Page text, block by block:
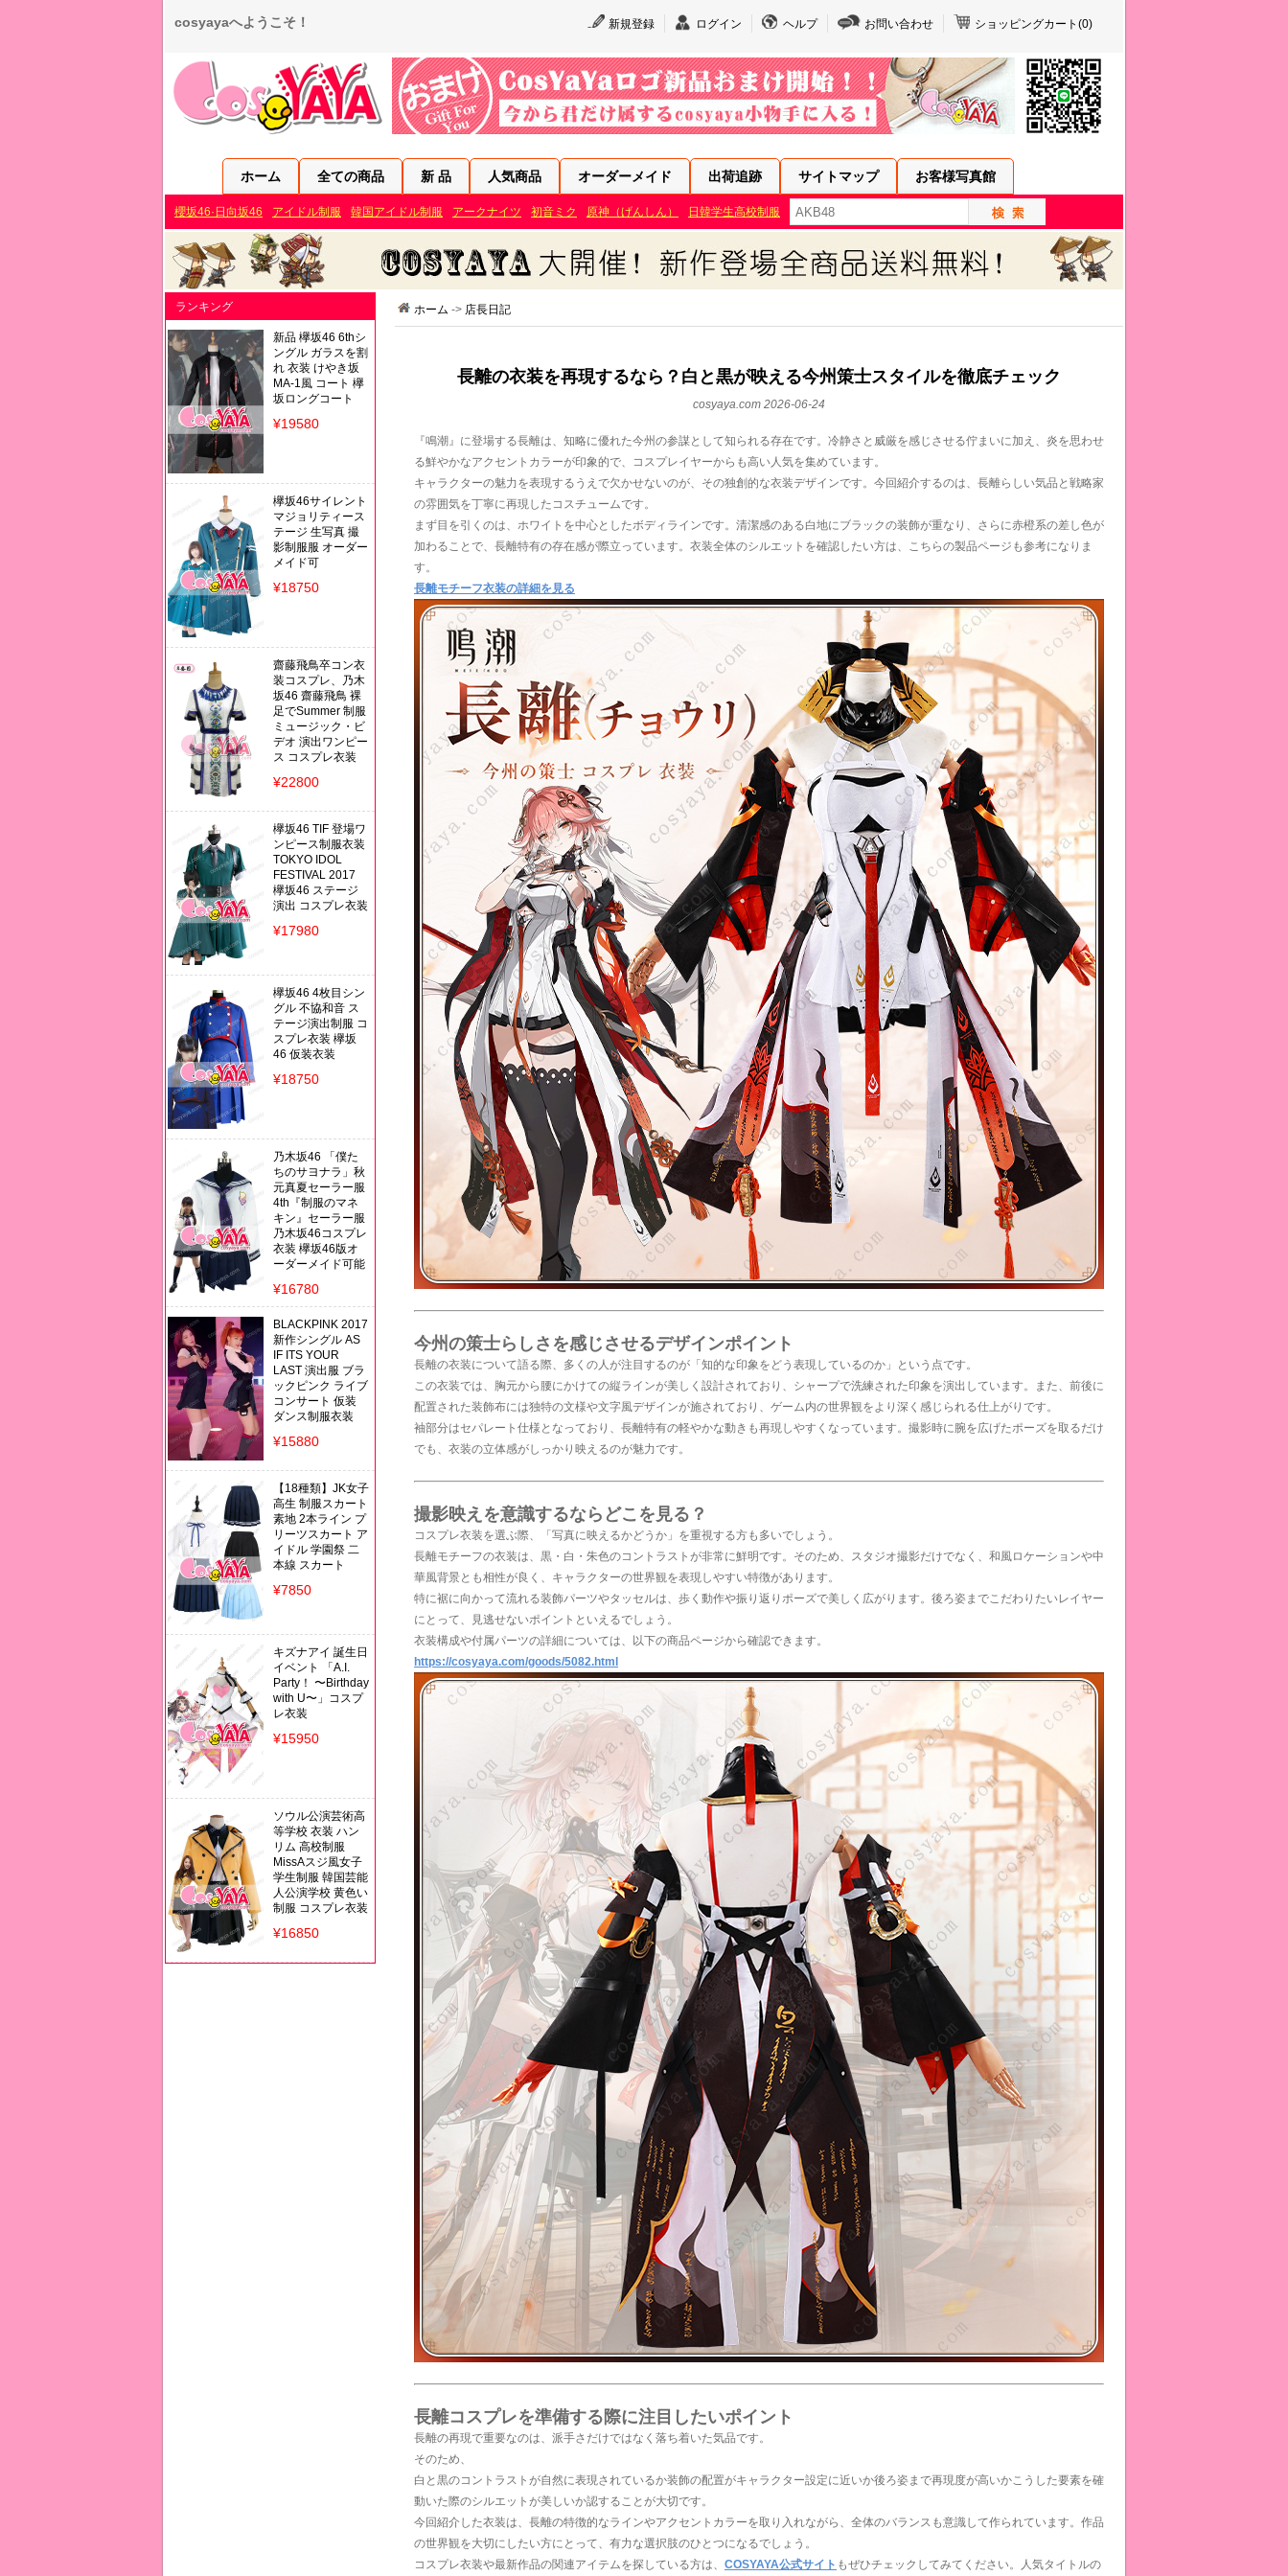
cosyayaへようこそ！ 新規登録 ログイン ヘルプ お問い合わせ ショッピングカート(0)
ホーム 全ての商品 新 品 人気商品 オーダーメイド 出荷追跡 サイトマップ お客様写真館
櫻坂46·日向坂46 アイドル制服 韓国アイドル制服 アークナイツ 初音ミク 原神（げんしん） 日韓学生高校制服
ランキング
新品 欅坂46 6thシ
ングル ガラスを割
れ 衣装 けやき坂
MA-1風 コート 欅
坂ロングコート
¥19580
欅坂46サイレント
マジョリティース
テージ 生写真 撮
影制服服 オーダー
メイド可
¥18750
齋藤飛鳥卒コン衣
装コスプレ、乃木
坂46 齋藤飛鳥 裸
足でSummer 制服
ミュージック・ビ
デオ 演出ワンピー
ス コスプレ衣装
¥22800
欅坂46 TIF 登場ワ
ンピース制服衣装
TOKYO IDOL
FESTIVAL 2017
欅坂46 ステージ
演出 コスプレ衣装
¥17980
欅坂46 4枚目シン
グル 不協和音 ス
テージ演出制服 コ
スプレ衣装 欅坂
46 仮装衣装
¥18750
乃木坂46 「僕た
ちのサヨナラ」秋
元真夏セーラー服
4th『制服のマネ
キン』セーラー服
乃木坂46コスプレ
衣装 欅坂46版オ
ーダーメイド可能
¥16780
BLACKPINK 2017
新作シングル AS
IF ITS YOUR
LAST 演出服 ブラ
ックピンク ライブ
コンサート 仮装
ダンス制服衣装
¥15880
【18種類】JK女子
高生 制服スカート
素地 2本ライン プ
リーツスカート ア
イドル 学園祭 二
本線 スカート
¥7850
キズナアイ 誕生日
イベント 「A.I.
Party！ 〜Birthday
with U〜」コスプ
レ衣装
¥15950
ソウル公演芸術高
等学校 衣装 ハン
リム 高校制服
MissAスジ風女子
学生制服 韓国芸能
人公演学校 黄色い
制服 コスプレ衣装
¥16850
ホーム -> 店長日記
長離の衣装を再現するなら？白と黒が映える今州策士スタイルを徹底チェック
cosyaya.com 2026-06-24
『鳴潮』に登場する長離は、知略に優れた今州の参謀として知られる存在です。冷静さと威厳を感じさせる佇まいに加え、炎を思わせ
る鮮やかなアクセントカラーが印象的で、コスプレイヤーからも高い人気を集めています。
キャラクターの魅力を表現するうえで欠かせないのが、その独創的な衣装デザインです。今回紹介するのは、長離らしい気品と戦略家
の雰囲気を丁寧に再現したコスチュームです。
まず目を引くのは、ホワイトを中心としたボディラインです。清潔感のある白地にブラックの装飾が重なり、さらに赤橙系の差し色が
加わることで、長離特有の存在感が際立っています。衣装全体のシルエットを確認したい方は、こちらの製品ページも参考になりま
す。
長離モチーフ衣装の詳細を見る
今州の策士らしさを感じさせるデザインポイント
長離の衣装について語る際、多くの人が注目するのが「知的な印象をどう表現しているのか」という点です。
この衣装では、胸元から腰にかけての縦ラインが美しく設計されており、シャープで洗練された印象を演出しています。また、前後に
配置された装飾布には独特の文様や文字風デザインが施されており、ゲーム内の世界観をより深く感じられる仕上がりです。
袖部分はセパレート仕様となっており、長離特有の軽やかな動きも再現しやすくなっています。撮影時に腕を広げたポーズを取るだけ
でも、衣装の立体感がしっかり映えるのが魅力です。
撮影映えを意識するならどこを見る？
コスプレ衣装を選ぶ際、「写真に映えるかどうか」を重視する方も多いでしょう。
長離モチーフの衣装は、黒・白・朱色のコントラストが非常に鮮明です。そのため、スタジオ撮影だけでなく、和風ロケーションや中
華風背景とも相性が良く、キャラクターの世界観を表現しやすい特徴があります。
特に裾に向かって流れる装飾パーツやタッセルは、歩く動作や振り返りポーズで美しく広がります。後ろ姿までこだわりたいレイヤー
にとって、見逃せないポイントといえるでしょう。
衣装構成や付属パーツの詳細については、以下の商品ページから確認できます。
https://cosyaya.com/goods/5082.html
長離コスプレを準備する際に注目したいポイント
長離の再現で重要なのは、派手さだけではなく落ち着いた気品です。
そのため、
白と黒のコントラストが自然に表現されているか装飾の配置がキャラクター設定に近いか後ろ姿まで再現度が高いか
動いた際のシルエットが美しいか
こうした要素を確
認することが大切です。
今回紹介した衣装は、長離の特徴的なラインやアクセントカラーを取り入れながら、全体のバランスも意識して作られています。作品
の世界観を大切にしたい方にとって、有力な選択肢のひとつになるでしょう。
コスプレ衣装や最新作品の関連アイテムを探している方は、 COSYAYA公式サイト もぜひチェックしてみてください。人気タイトルの